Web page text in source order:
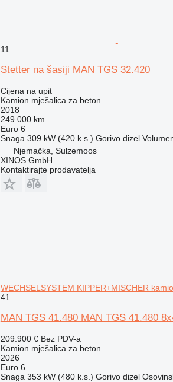
11
Stetter na šasiji MAN TGS 32.420
Cijena na upit
Kamion mješalica za beton
2018
249.000 km
Euro 6
Snaga 309 kW (420 k.s.) Gorivo dizel
Njemačka, Sulzemoos
XINOS GmbH
Kontaktirajte prodavatelja
WECHSELSYSTEM KIPPER+MISCHER
41
MAN TGS 41.480 MAN TGS 41.480
209.900 € Bez PDV-a
Kamion mješalica za beton
2026
Euro 6
Snaga 353 kW (480 k.s.) Gorivo dizel